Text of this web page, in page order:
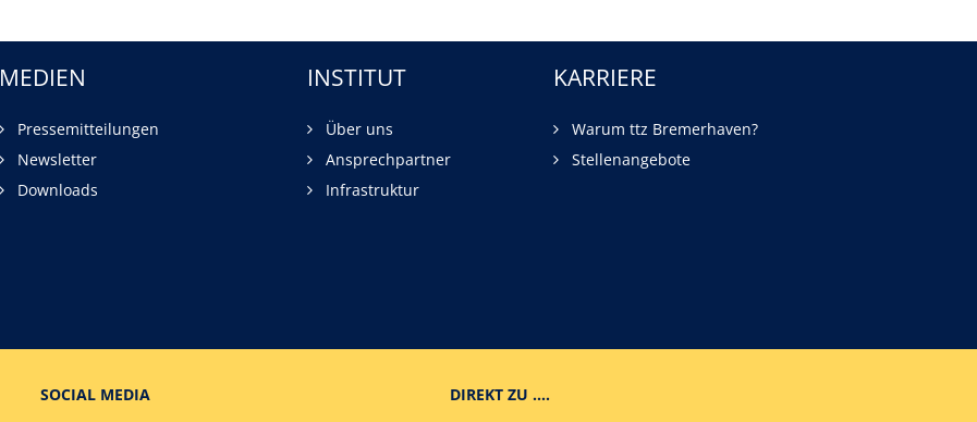
MEDIEN
Pressemitteilungen
Newsletter
Downloads
INSTITUT
Über uns
Ansprechpartner
Infrastruktur
KARRIERE
Warum ttz Bremerhaven?
Stellenangebote
SOCIAL MEDIA DIREKT ZU ….